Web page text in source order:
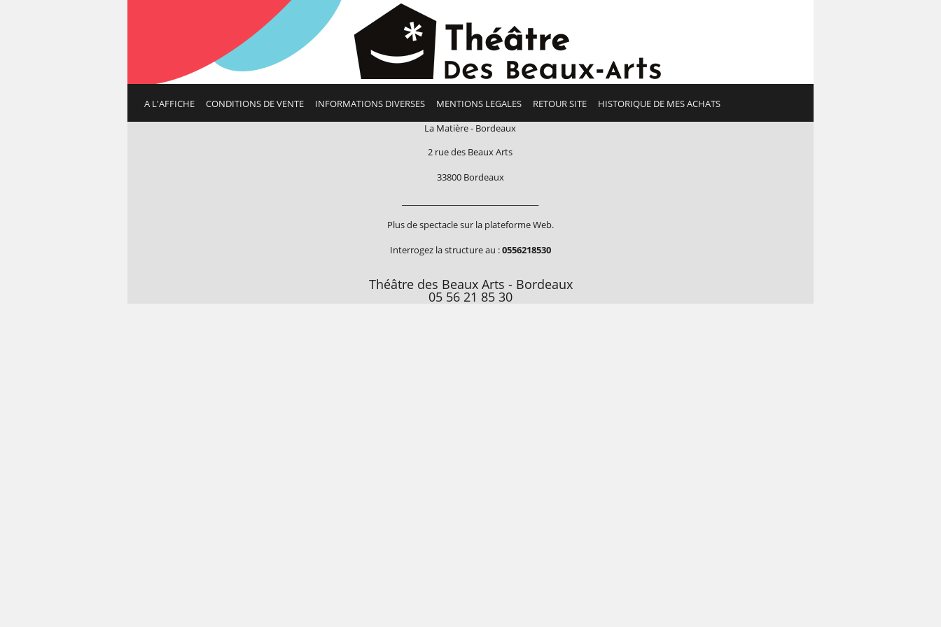
A L'AFFICHE(current)
CONDITIONS DE VENTE INFORMATIONS DIVERSES MENTIONS LEGALES RETOUR SITE HISTORIQUE DE MES ACHATS(current)
La Matière - Bordeaux
2 rue des Beaux Arts
33800 Bordeaux
Plus de spectacle sur la plateforme Web.
Interrogez la structure au :0556218530
Théâtre des Beaux Arts - Bordeaux
05 56 21 85 30